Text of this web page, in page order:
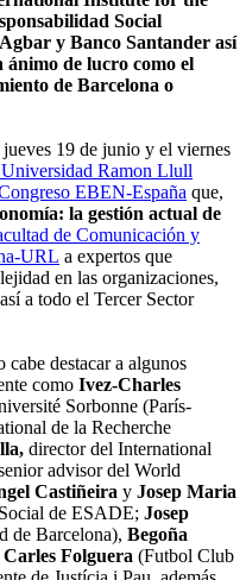
Social
y Banco Santander así
ánimo de lucro como el
de Barcelona o
19 de junio y el viernes
Ramon Llull
EBEN-España que,
la gestión actual de
de Comunicación y
URL a expertos que
en las organizaciones,
a todo el Tercer Sector
destacar a algunos
como Ivez-Charles
Sorbonne (París-
de la Recherche
director del International
advisor del World
Castiñeira y Josep Maria
de ESADE; Josep
de Barcelona), Begoña
Carles Folguera (Futbol Club